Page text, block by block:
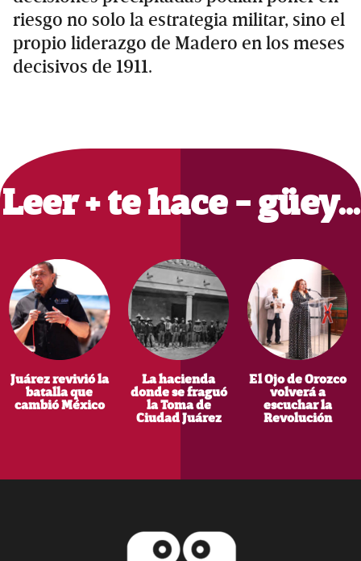
riesgo no solo la estrategia militar, sino el
propio liderazgo de Madero en los meses
decisivos de 1911.
Primary
Sidebar
Leer + te hace - güey…
Juárez revivió la
batalla que
cambió México
La hacienda
donde se fraguó
la Toma de
Ciudad Juárez
El Ojo de Orozco
volverá a
escuchar la
Revolución